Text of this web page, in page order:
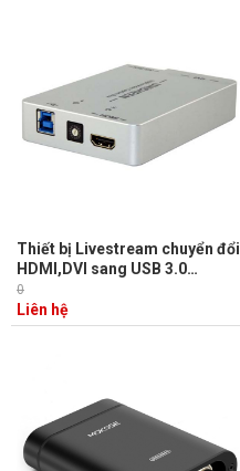
Thiết bị Livestream chuyển đổi
HDMI,DVI sang USB 3.0
UNISHEEN
0
Liên hệ